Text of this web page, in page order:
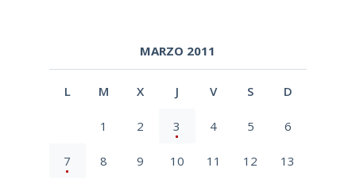
MARZO 2011
L M X J V S D
1 2 3 4 5 6
7 8 9 10 11 12 13